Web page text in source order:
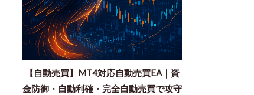
【自動売買】MT4対応自動売買EA｜資
金防御・自動利確・完全自動売買で攻守